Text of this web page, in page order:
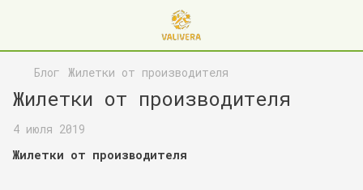
Блог Жилетки от производителя
Жилетки от производителя
4 июля 2019
Жилетки от производителя